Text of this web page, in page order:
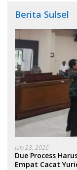
Berita Sulsel
July 23, 2026
Due Process
Empat Cacat